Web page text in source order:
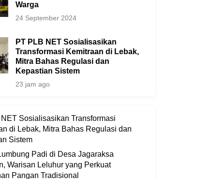
Warga
24 September 2024
PT PLB NET Sosialisasikan
Transformasi Kemitraan di Lebak,
Mitra Bahas Regulasi dan
Kepastian Sistem
23 jam ago
Sosialisasikan Transformasi
di Lebak, Mitra Bahas Regulasi dan
Sistem
Padi di Desa Jagaraksa
Warisan Leluhur yang Perkuat
Pangan Tradisional